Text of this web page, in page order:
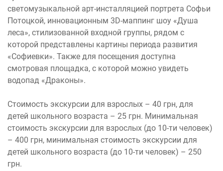
светомузыкальной арт-инсталляцией портрета Софьи
Потоцкой, инновационным 3D-маппинг шоу «Душа
леса», стилизованной входной группы, рядом с
которой представлены картины периода развития
«Софиевки». Также для посещения доступна
смотровая площадка, с которой можно увидеть
водопад «Драконы».
Стоимость экскурсии для взрослых – 40 грн, для
детей школьного возраста – 25 грн. Минимальная
стоимость экскурсии для взрослых (до 10-ти человек)
– 400 грн, минимальная стоимость экскурсии для
детей школьного возраста (до 10-ти человек) – 250
грн.